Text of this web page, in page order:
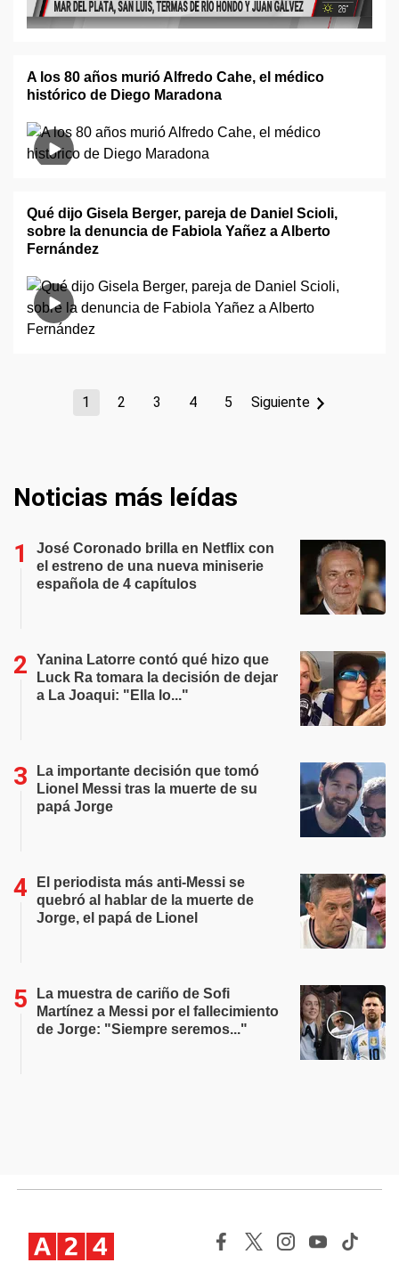
A los 80 años murió Alfredo Cahe, el médico
histórico de Diego Maradona
Qué dijo Gisela Berger, pareja de Daniel Scioli,
sobre la denuncia de Fabiola Yañez a Alberto
Fernández
1 2 3 4 5 Siguiente
Noticias más leídas
José Coronado brilla en Netflix con
el estreno de una nueva miniserie
española de 4 capítulos
Yanina Latorre contó qué hizo que
Luck Ra tomara la decisión de dejar
a La Joaqui: "Ella lo..."
La importante decisión que tomó
Lionel Messi tras la muerte de su
papá Jorge
El periodista más anti-Messi se
quebró al hablar de la muerte de
Jorge, el papá de Lionel
La muestra de cariño de Sofi
Martínez a Messi por el fallecimiento
de Jorge: "Siempre seremos..."